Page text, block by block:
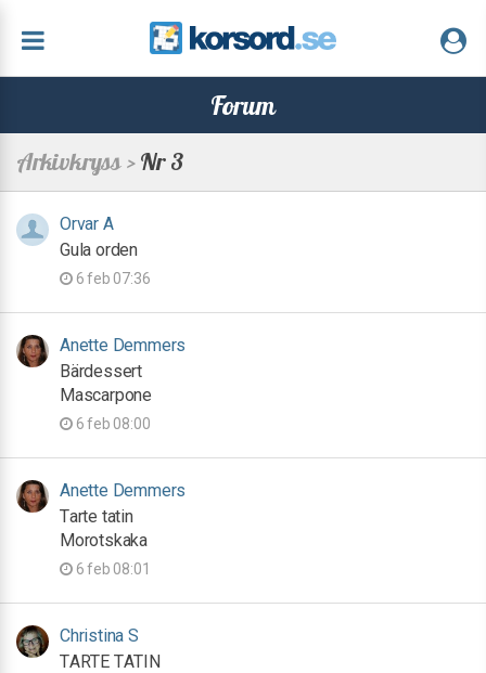
Forum
Arkivkryss >Nr 3
Orvar A
Gula orden
6 feb 07:36
Anette Demmers
Bärdessert
Mascarpone
6 feb 08:00
Anette Demmers
Tarte tatin
Morotskaka
6 feb 08:01
Christina S
TARTE TATIN